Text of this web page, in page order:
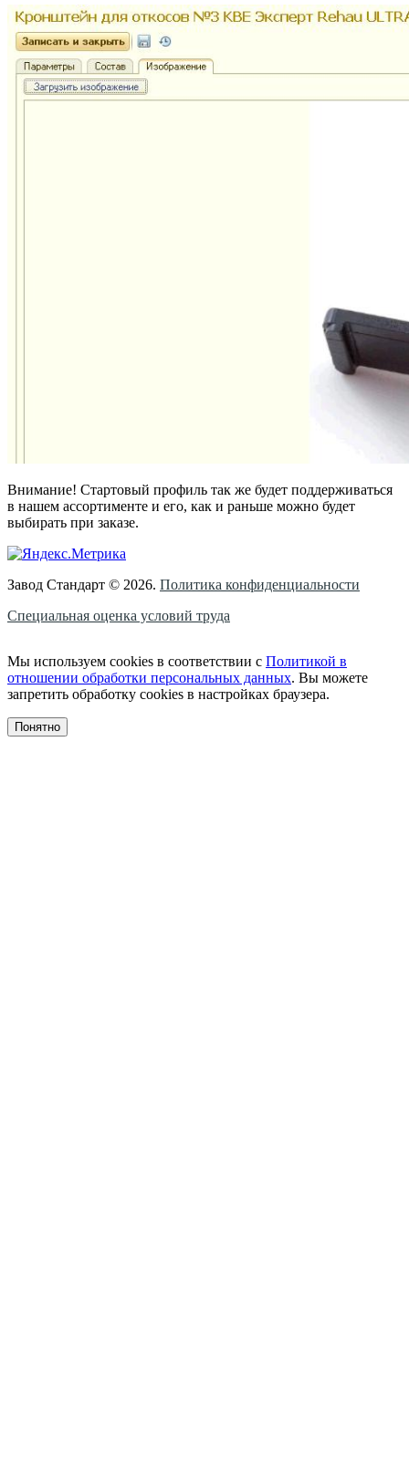
Внимание! Стартовый профиль так же будет поддерживаться
в нашем ассортименте и его, как и раньше можно будет
выбирать при заказе.
Завод Стандарт © 2026. Политика конфиденциальности
Специальная оценка условий труда
Мы используем cookies в соответствии с Политикой в
отношении обработки персональных данных. Вы можете
запретить обработку cookies в настройках браузера.
Понятно